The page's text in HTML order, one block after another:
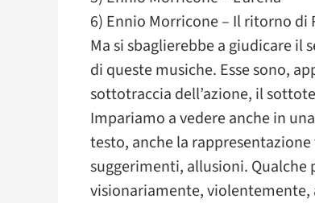
6) Ennio Morricone – Il ritorno di
Ma si sbaglierebbe a giudicare il
di queste musiche. Esse sono,
sottotraccia dell’azione, il
Impariamo a vedere anche in
testo, anche la
suggerimenti, allusioni. Qualche
visionariamente, violentemente,